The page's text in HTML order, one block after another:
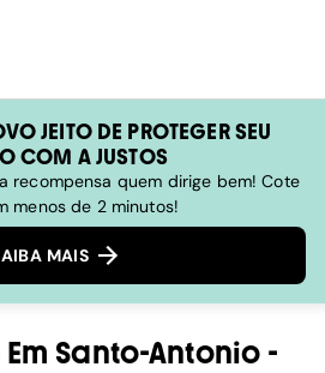
JEITO DE PROTEGER SEU
COM A JUSTOS
recompensa quem dirige bem! Cote
menos de 2 minutos!
MAIS
Em Santo-Antonio -